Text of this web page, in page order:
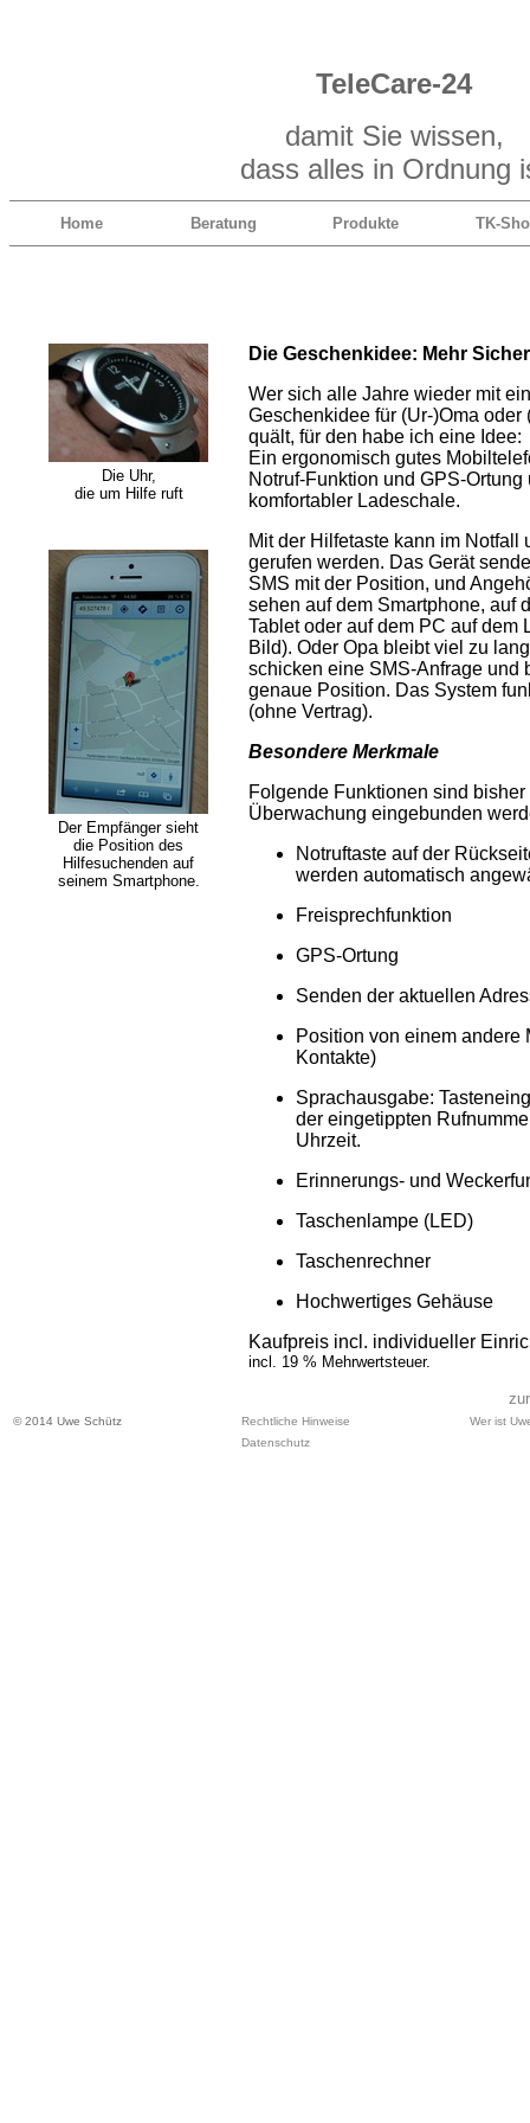
TeleCare-24
damit Sie wissen,
dass alles in Ordnung
Home Beratung Produkte TK-
Die Uhr,
die um Hilfe ruft
Der Empfänger sieht
die Position des
Hilfesuchenden auf
seinem Smartphone.
Die Geschenkidee: Mehr
Wer sich alle Jahre wieder mit
Geschenkidee für (Ur-)Oma oder
quält, für den habe ich eine Idee:
Ein ergonomisch gutes
Notruf-Funktion und GPS-Ortung
komfortabler Ladeschale.
Mit der Hilfetaste kann im Notfall
gerufen werden. Das Gerät
SMS mit der Position, und
sehen auf dem Smartphone, auf
Tablet oder auf dem PC auf
Bild). Oder Opa bleibt viel zu
schicken eine SMS-Anfrage und
genaue Position. Das System
(ohne Vertrag).
Besondere Merkmale
Folgende Funktionen sind
Überwachung eingebunden
Notruftaste auf der
werden automatisch
Freisprechfunktion
GPS-Ortung
Senden der aktuellen
Position von einem andere
Kontakte)
Sprachausgabe:
der eingetippten
Uhrzeit.
Erinnerungs- und
Taschenlampe (LED)
Taschenrechner
Hochwertiges Gehäuse
Kaufpreis incl. individueller
incl. 19 % Mehrwertsteuer.
© 2014 Uwe Schütz Rechtliche Hinweise
Wer ist
Datenschutz